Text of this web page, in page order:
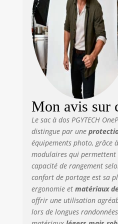
Mon avis sur
Le sac à dos PGYTECH
distingue par une
équipements photo, grâce
modulaires qui permettent
capacité de rangement
confort de portage est sa
ergonomie et matériaux
offrir une utilisation
lors de longues